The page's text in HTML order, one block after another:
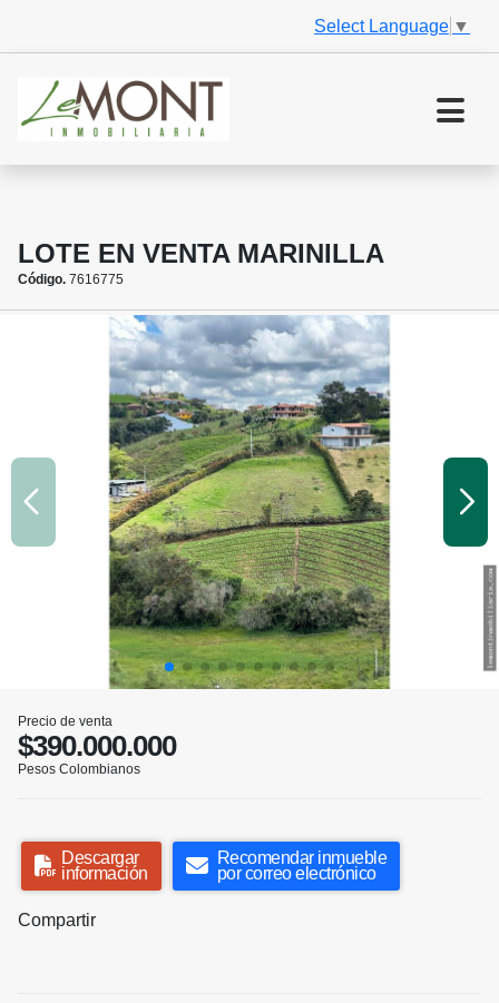
Select Language ▼
LOTE EN VENTA MARINILLA
Código. 7616775
Precio de venta
$390.000.000
Pesos Colombianos
Descargar
información
Recomendar inmueble
por correo electrónico
Compartir